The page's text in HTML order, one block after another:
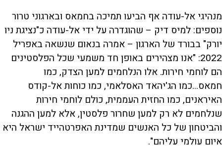
מנהיגי אל-עודה אף הביעו תמיכה בחמאס ובארגוני טרור
נוספים: למיס דיק – שהוגדרה על ידי אל-עודה כ"נציגת ניו
יורק" בבורד של הארגון – אמרה בנאום שנשאה באפריל
2022: "אנו מצהירים באופן חד משמעי שכל הפלסטינים
הם לוחמי חירות. אלו הנלחמים למען הצדק, כמו
חמאס...כמו הג'יהאד האסלאמי, כמו כוחות אל-קודס
האיראנים, כמו החזית העממית, כולם לוחמי חירות
שנלחמים לא רק למען שחרור פלסטין, אלא למען ההגנה
והביטחון של כל האנשים שמדינת האפרטהייד ישראל היא
איום עולמי עליהם".